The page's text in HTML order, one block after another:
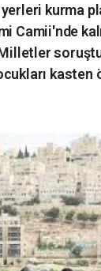
kurma
Camii'nde
kasten